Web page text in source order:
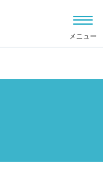
メニュー